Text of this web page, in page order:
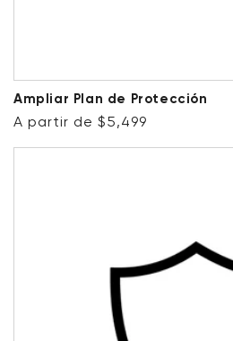
Ampliar Plan de Protección
Precio habitual
A partir de $5,499